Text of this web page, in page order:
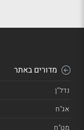
מדורים באתר
נדל"ן
אג"ח
מט"ח